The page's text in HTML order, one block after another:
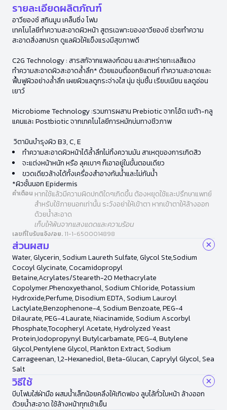
รายละเอียดผลิตภัณฑ์
อาวียองซ์ สกินมูน เคล็นซิ่ง โฟม
เทคโนโลยีทำความสะอาดผิวหน้า สูตรเฉพาะของอาวียองซ์ ช่วยทำความ
สะอาดสิ่งสกปรก ดูแลผิวให้แข็งแรงมีสุขภาพดี
C2G Technology : สารสกัจากแพลงก์ตอน และสาหร่ายทะเลสีแดง
ทำความสะอาดผิวสะอาดล้ำลึก* ด้วยแอนตี้ออกซิแดนท์ ทำความสะอาดและ
ฟื้นฟูผิวอย่างล้ำลึก เผยผิวแลดูกระจ่างใส นุ่ม ชุ่มชื้น เรียบเนียน แลดูอ่อน
เยาว์
Microbiome Technology :รวมการผสาน Prebiotic จากโอ้ต เบต้า-กลู
แคนและ Postbiotic จากเทคโนโลยีการหมักบ่มทางชีวภาพ
วิตามินบำรุงผิว B3, C, E
ทำความสะอาดผิวหน้าได้ล้ำลึกไม่ทิ้งความมัน สาเหตุของการเกิดสิว
จะแต่งหน้าหนัก หรือ ลุคเบาๆ ก็เอาอยู่ในขั้นตอนเดียว
ขวดเดียวล้างได้ทั้งเครื่องสำอางกันน้ำและไม่กันน้ำ
*ผิวชั้นนอก Epidermis
คำเตือน หากใช้แล้วมีความผิดปกติใดๆเกิดขึ้น ต้องหยุดใช้และปรึกษาแพทย์
สำหรับใช้ภายนอกเท่านั้น ระวังอย่าให้เข้าตา หากเข้าตาให้ล้างออก
ด้วยน้ำสะอาด
เก็บให้พ้นจากแสงแดดและความร้อน
เลขที่ใบรับแจ้ง/อย. 11-1-6500014898
ส่วนผสม
Water, Glycerin, Sodium Laureth Sulfate, Glycol Ste,Sodium
Cocoyl Glycinate, Cocamidopropyl
Betaine,Acrylates/Steareth-20 Methacrylate
Copolymer.Phenoxyethanol, Sodium Chloride, Potassium
Hydroxide,Perfume, Disodium EDTA, Sodium Lauroyl
Lactylate,Benzophenone-4, Sodium Benzoate, PEG-4
Dilaurate, PEG-4 Laurate, Niacinamide, Sodium Ascorbyl
Phosphate,Tocopheryl Acetate, Hydrolyzed Yeast
Protein,Iodopropynyl Butylcarbamate, PEG-4, Butylene
Glycol,Pentylene Glycol, Plankton Extract, Sodium
Carrageenan, 1,2-Hexanediol, Beta-Glucan, Caprylyl Glycol, Sea
Salt
วิธีใช้
บีบโฟมใส่ฝ่ามือ ผสมน้ำเล็กน้อยคลึงให้เกิดฟอง ลูบไล้ทั่วใบหน้า ล้างออก
ด้วยน้ำสะอาด ใช้ล้างหน้าทุกเช้าเย็น